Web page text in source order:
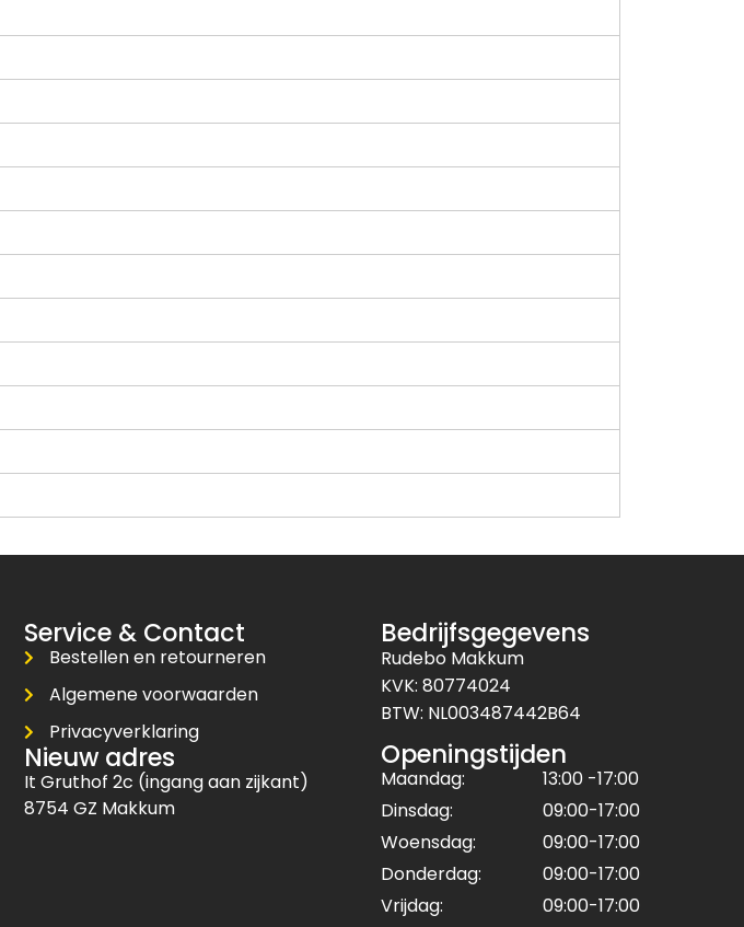
Service & Contact
Bestellen en retourneren
Algemene voorwaarden
Privacyverklaring
Nieuw adres
It Gruthof 2c (ingang aan zijkant)
8754 GZ Makkum
Bedrijfsgegevens
Rudebo Makkum
KVK: 80774024
BTW: NL003487442B64
Openingstijden
Maandag:
13:00 -17:00
Dinsdag:
09:00-17:00
Woensdag:
09:00-17:00
Donderdag:
09:00-17:00
Vrijdag:
09:00-17:00